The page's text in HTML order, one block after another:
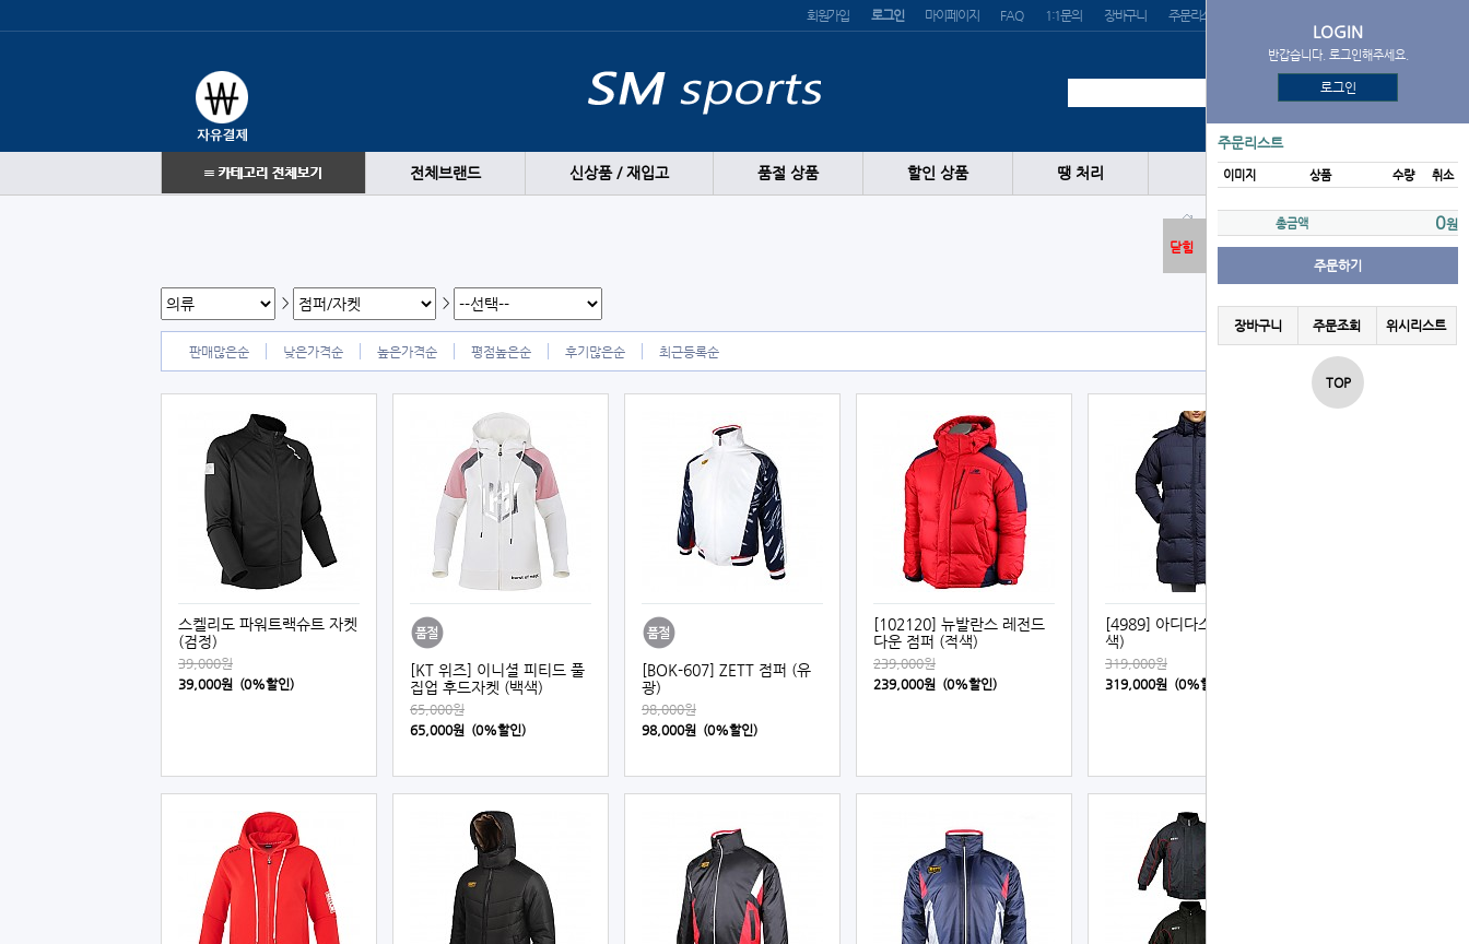
회원가입 로그인 마이페이지 FAQ 1:1문의 장바구니 주문리스트
전체브랜드 신상품 / 재입고 품절 상품 할인 상품 땡 처리
점퍼/자켓
LOGIN
반갑습니다. 로그인해주세요.
로그인
주문리스트
이미지 상품 수량 취소
총금액 0원
주문하기
장바구니 주문조회 위시리스트
TOP
닫힘
> >
판매많은순 낮은가격순 높은가격순 평점높은순 후기많은순 최근등록순
스켈리도 파워트랙슈트 자켓
(검정)
39,000원
39,000원 (0%할인)
[KT 위즈] 이니셜 피티드 풀
집업 후드자켓 (백색)
65,000원
65,000원 (0%할인)
[BOK-607] ZETT 점퍼 (유
광)
98,000원
98,000원 (0%할인)
[102120] 뉴발란스 레전드
다운 점퍼 (적색)
239,000원
239,000원 (0%할인)
[4989] 아디다스 롱패딩 (남
색)
319,000원
319,000원 (0%할인)